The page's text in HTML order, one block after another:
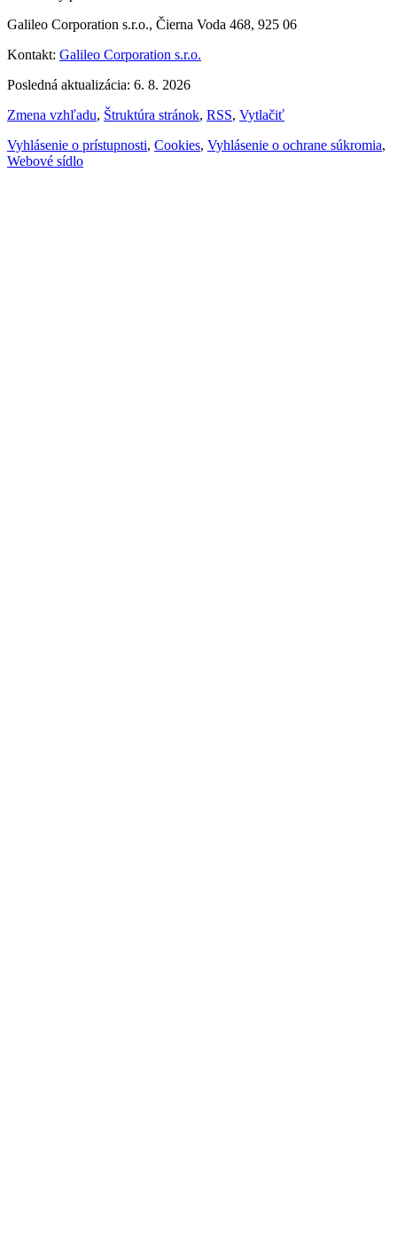
Galileo Corporation s.r.o., Čierna Voda 468, 925 06
Kontakt: Galileo Corporation s.r.o.
Posledná aktualizácia: 6. 8. 2026
Zmena vzhľadu, Štruktúra stránok, RSS, Vytlačiť
Vyhlásenie o prístupnosti, Cookies, Vyhlásenie o ochrane súkromia,
Webové sídlo